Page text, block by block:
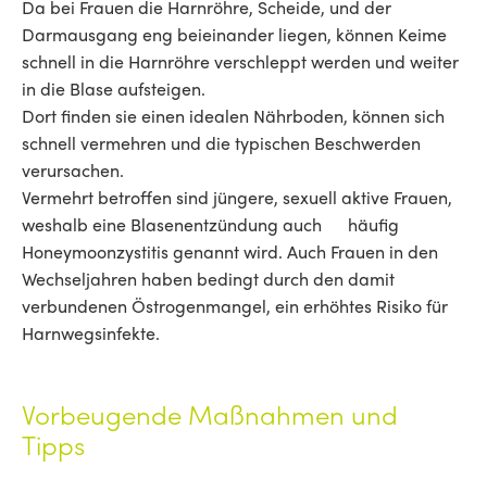
Da bei Frauen die Harnröhre, Scheide, und der
Darmausgang eng beieinander liegen, können Keime
schnell in die Harnröhre verschleppt werden und weiter
in die Blase aufsteigen.
Dort finden sie einen idealen Nährboden, können sich
schnell vermehren und die typischen Beschwerden
verursachen.
Vermehrt betroffen sind jüngere, sexuell aktive Frauen,
weshalb eine Blasenentzündung auch häufig
Honeymoonzystitis genannt wird. Auch Frauen in den
Wechseljahren haben bedingt durch den damit
verbundenen Östrogenmangel, ein erhöhtes Risiko für
Harnwegsinfekte.
Vorbeugende Maßnahmen und
Tipps